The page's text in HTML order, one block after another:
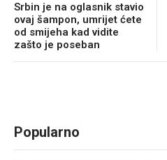
Srbin je na oglasnik stavio
ovaj šampon, umrijet ćete
od smijeha kad vidite
zašto je poseban
Popularno